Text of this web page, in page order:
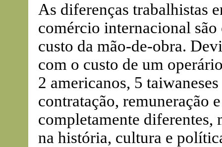
As diferenças trabalhistas
comércio internacional são
custo da mão-de-obra.
com o custo de um
2 americanos, 5
contratação, remuneração
completamente diferentes,
na história, cultura e